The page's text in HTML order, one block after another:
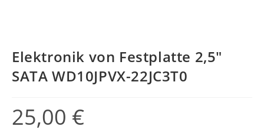
Elektronik von Festplatte 2,5″
SATA WD10JPVX-22JC3T0
25,00 €